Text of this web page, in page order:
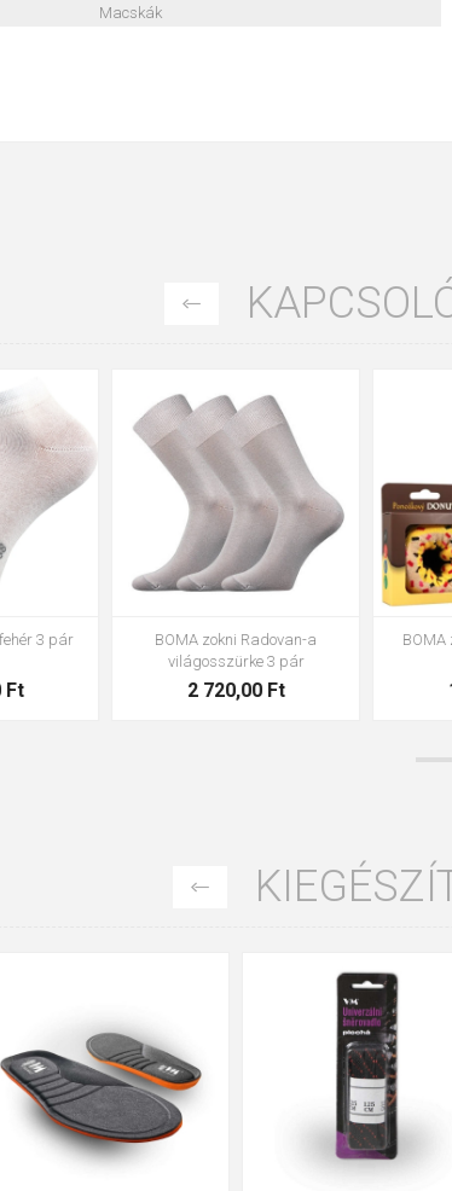
Macskák
VOXX zokni Joskik mix A - fiú 3
20-24 35-38
VOXX zokni Rex 00 fehér 3
37 39
47